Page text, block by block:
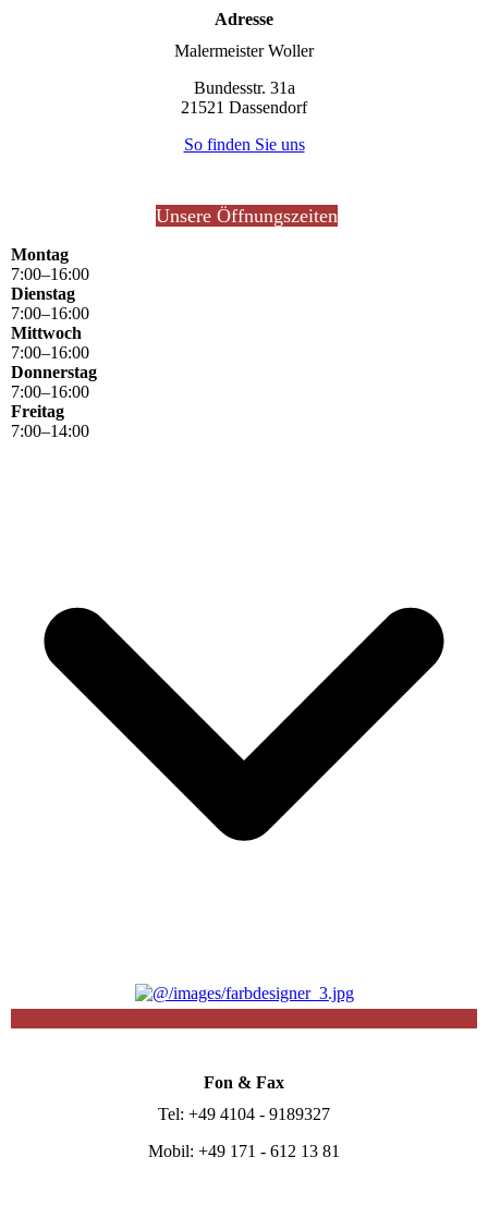
Adresse
Maler­meister Woller
Bundesstr. 31a
21521 Dassendorf
So finden Sie uns
Unsere Öffnungszeiten
Montag
7:00–16:00
Dienstag
7:00–16:00
Mittwoch
7:00–16:00
Donnerstag
7:00–16:00
Freitag
7:00–14:00
Fon & Fax
Tel: +49 4104 - 9189327
Mobil: +49 171 - 612 13 81